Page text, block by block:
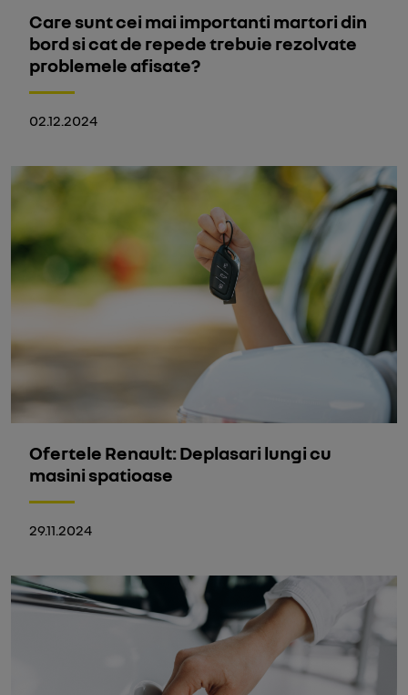
Care sunt cei mai importanti martori din
bord si cat de repede trebuie rezolvate
problemele afisate?
02.12.2024
Ofertele Renault: Deplasari lungi cu
masini spatioase
29.11.2024